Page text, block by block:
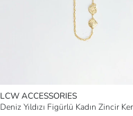
LCW ACCESSORIES
Deniz Yıldızı Figürlü Kadın Zincir